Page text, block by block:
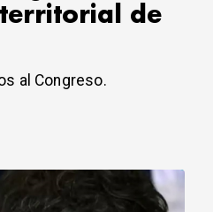
de
al Congreso.